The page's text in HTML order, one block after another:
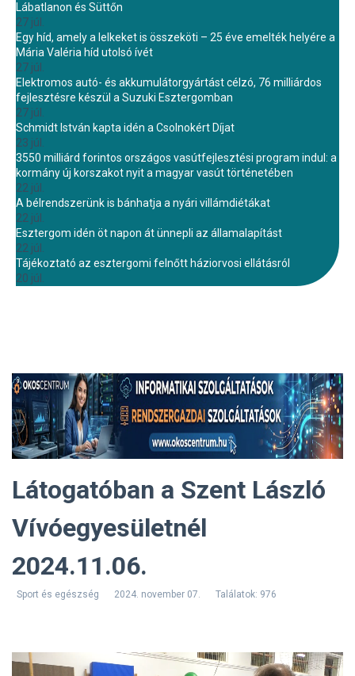
Lábatlanon és Süttőn
27 júl.
Egy híd, amely a lelkeket is összeköti – 25 éve emelték helyére a
Mária Valéria híd utolsó ívét
27 júl.
Elektromos autó- és akkumulátorgyártást célzó, 76 milliárdos
fejlesztésre készül a Suzuki Esztergomban
27 júl.
Schmidt István kapta idén a Csolnokért Díjat
23 júl.
3550 milliárd forintos országos vasútfejlesztési program indul: a
kormány új korszakot nyit a magyar vasút történetében
22 júl.
A bélrendszerünk is bánhatja a nyári villámdiétákat
22 júl.
Esztergom idén öt napon át ünnepli az államalapítást
22 júl.
Tájékoztató az esztergomi felnőtt háziorvosi ellátásról
20 júl.
Látogatóban a Szent László
Vívóegyesületnél
2024.11.06.
Sport és egészség 2024. november 07. Találatok: 976